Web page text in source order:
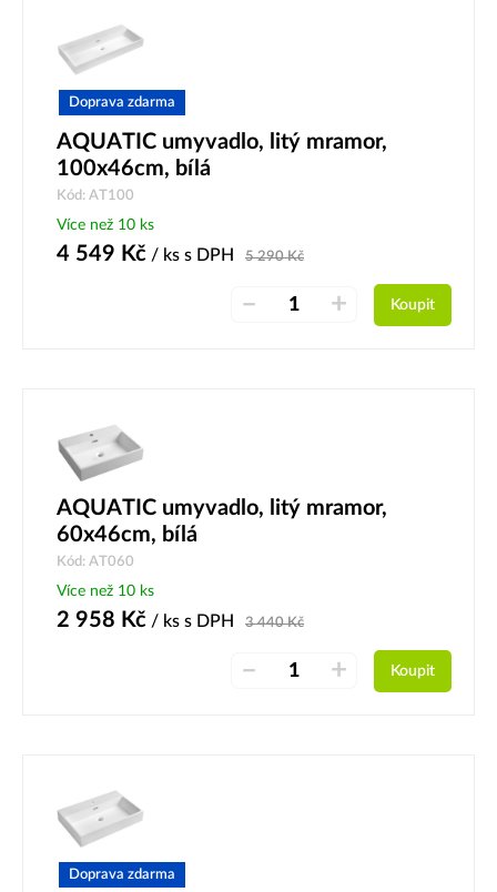
Doprava zdarma
AQUATIC umyvadlo, litý mramor,
100x46cm, bílá
Kód: AT100
Více než 10 ks
4 549 Kč / ks s DPH 5 290Kč
– + Koupit
AQUATIC umyvadlo, litý mramor,
60x46cm, bílá
Kód: AT060
Více než 10 ks
2 958 Kč / ks s DPH 3 440Kč
– + Koupit
Doprava zdarma